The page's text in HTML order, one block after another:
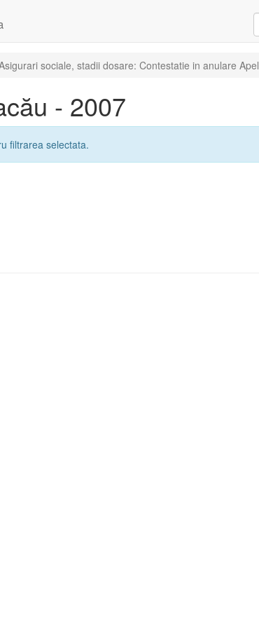
sociale, stadii dosare: Contestatie in anulare Apel
- 2007
filtrarea selectata.